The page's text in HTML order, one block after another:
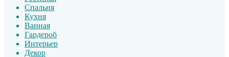
Спальня
Кухня
Ванная
Гардероб
Интерьер
Декор